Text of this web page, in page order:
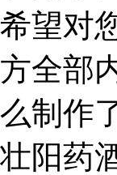
希望对
方全部
么制作
壮阳药